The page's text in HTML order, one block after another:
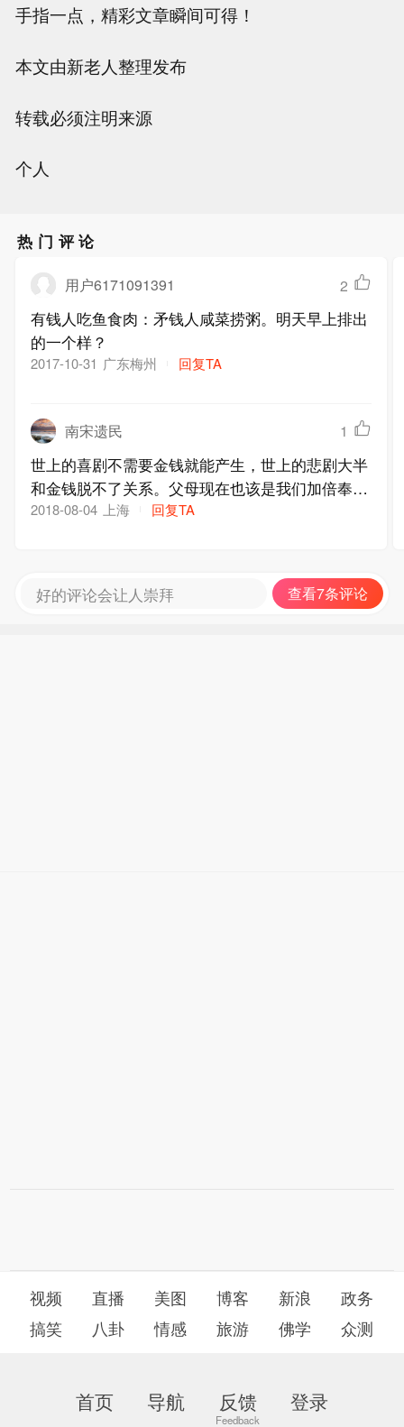
手指一点，精彩文章瞬间可得！
本文由新老人整理发布
转载必须注明来源
个人
热门评论
用户6171091391 2
有钱人吃鱼食肉：矛钱人咸菜捞粥。明天早上排出
的一个样？
2017-10-31 广东梅州 回复TA
南宋遗民 1
世上的喜剧不需要金钱就能产生，世上的悲剧大半
和金钱脱不了关系。父母现在也该是我们加倍奉还
的时候了，奉还的是孝，但永远还不清。
2018-08-04 上海 回复TA
好的评论会让人崇拜 查看7条评论
视频 直播 美图 博客 新浪
政务
搞笑
八卦 情感 旅游 佛学 众测
首页 导航 反馈 登录